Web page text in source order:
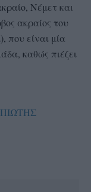
Νέμετ και
ακραίος του
που είναι μία
καθώς πιέζει